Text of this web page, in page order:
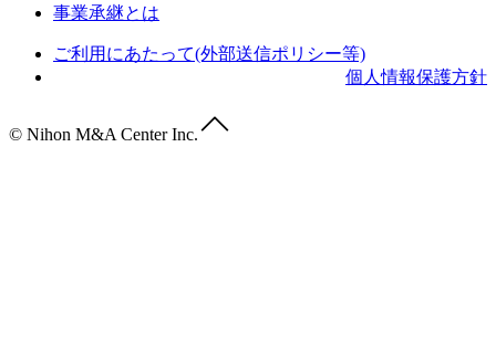
事業承継とは
ご利用にあたって(外部送信ポリシー等)
個人情報保護方針
© Nihon M&A Center Inc.